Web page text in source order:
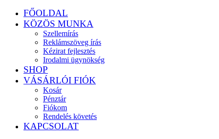
FŐOLDAL
KÖZÖS MUNKA
Szellemírás
Reklámszöveg írás
Kézirat fejlesztés
Irodalmi ügynökség
SHOP
VÁSÁRLÓI FIÓK
Kosár
Pénztár
Fiókom
Rendelés követés
KAPCSOLAT